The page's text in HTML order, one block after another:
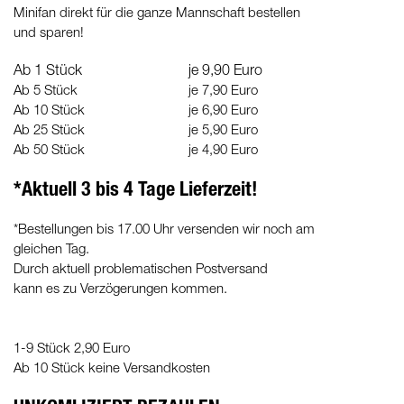
Minifan direkt für die ganze Mannschaft bestellen
und sparen!
Ab 1 Stück je 9,90 Euro
Ab 5 Stück
je 7,90 Euro
Ab 10 Stück
je 6,90 Euro
Ab 25 Stück
je 5,90 Euro
Ab 50 Stück
je 4,90 Euro
*Aktuell 3 bis 4 Tage Lieferzeit!
*Bestellungen bis 17.00 Uhr versenden wir noch am
gleichen Tag.
Durch aktuell problematischen Postversand
kann es zu Verzögerungen kommen.
1-9 Stück 2,90 Euro
Ab 10 Stück keine Versandkosten